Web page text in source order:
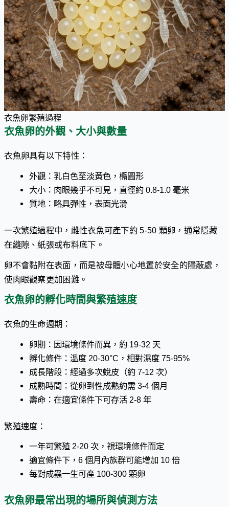
衣魚卵繁殖過程
衣魚卵的外觀、大小與數量
衣魚卵具有以下特性：
外觀：乳白色至淡黃色，橢圓形
大小：肉眼幾乎不可見，直徑約 0.8-1.0 毫米
質地：略具彈性，表面光滑
一次繁殖過程中，雌性衣魚可產下約 5-50 顆卵，通常隱藏
在縫隙、紙張或布料底下。
卵不會黏附在表面，而是被母體小心地置於安全的隱蔽處，
使肉眼觀察更加困難。
衣魚卵的孵化時間與繁殖速度
衣魚的生命週期：
卵期：因環境條件而異，約 19-32 天
孵化條件：溫度 20-30°C，相對濕度 75-95%
成長階段：經過多次蛻皮（約 7-12 次）
成熟時間：從卵到性成熟約需 3-4 個月
壽命：在適宜條件下可存活 2-8 年
繁殖速度：
一年可繁殖 2-20 次，視環境條件而定
適宜條件下，6 個月內族群可能增加 10 倍
每對成蟲一生可產 100-300 顆卵
衣魚卵最常出現的場所與偵測方法